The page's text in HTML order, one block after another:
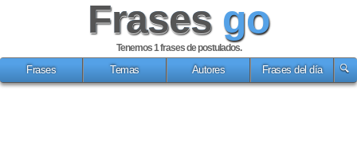
Frases go
Tenemos 1frases de postulados.
Frases
Temas Autores Frases del día